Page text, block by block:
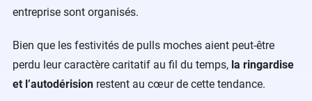
entreprise sont organisés.
Bien que les festivités de pulls moches aient peut-être
perdu leur caractère caritatif au fil du temps, la ringardise
et l’autodérision restent au cœur de cette tendance.